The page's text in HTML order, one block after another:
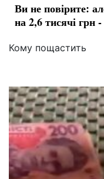
Ви не повірите:
на 2,6 тисячі
Кому пощастить